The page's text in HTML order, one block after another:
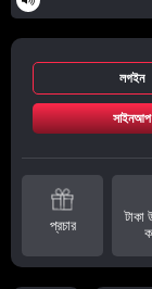
লগইন
সাইনআপ
প্রচার
টাকা